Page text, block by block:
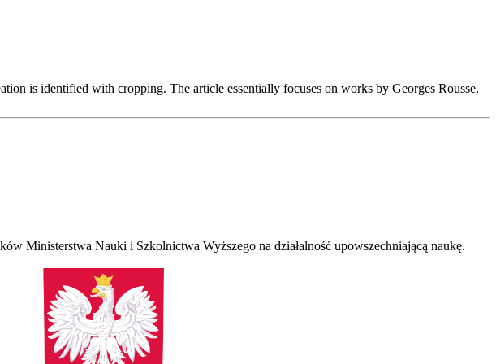
is identified with cropping. The article essentially focuses on works by Georges Rousse,
Ministerstwa Nauki i Szkolnictwa Wyższego na działalność upowszechniającą naukę.